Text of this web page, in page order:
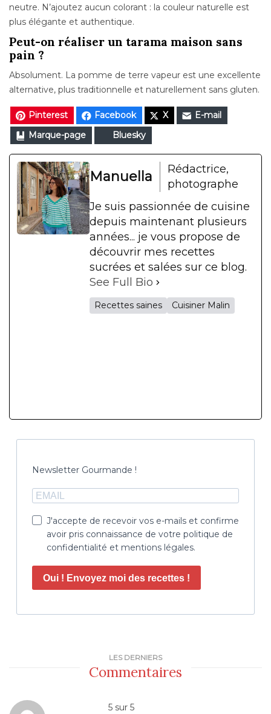
neutre. N’ajoutez aucun colorant : la couleur naturelle est
plus élégante et authentique.
Peut-on réaliser un tarama maison sans
pain ?
Absolument. La pomme de terre vapeur est une excellente
alternative, plus traditionnelle et naturellement sans gluten.
Pinterest Facebook X
E-mail
Marque-page
Bluesky
Manuella
Rédactrice,
photographe
Je suis passionnée de cuisine
depuis maintenant plusieurs
années... je vous propose de
découvrir mes recettes
sucrées et salées sur ce blog.
See Full Bio
Recettes saines Cuisiner Malin
Newsletter Gourmande !
J'accepte de recevoir vos e-mails et confirme
avoir pris connaissance de votre politique de
confidentialité et mentions légales.
Oui ! Envoyez moi des recettes !
LES DERNIERS
Commentaires
5 sur 5